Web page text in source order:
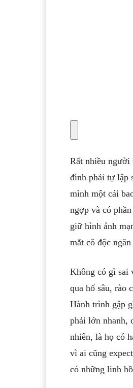
Rất nhiều người
đình phải tự lập
mình một cái
ngợp và có
giữ hình ảnh
mắt cô độc
Không có gì sai
qua hố sâu, rào
Hành trình gập
phải lớn nhanh,
nhiên, là họ có
vì ai cũng
có những linh